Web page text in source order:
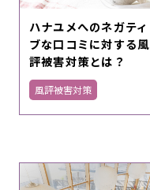
ハナユメへのネガティ
ブな口コミに対する風
評被害対策とは？
風評被害対策